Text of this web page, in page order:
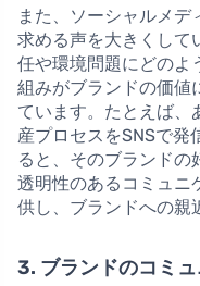
また、ソーシャルメ
求める声を大きくして
任や環境問題にどのよ
組みがブランドの価値
ています。たとえば、
産プロセスをSNSで発
ると、そのブランドの
透明性のあるコミュニ
供し、ブランドへの親
3. ブランドのコミ